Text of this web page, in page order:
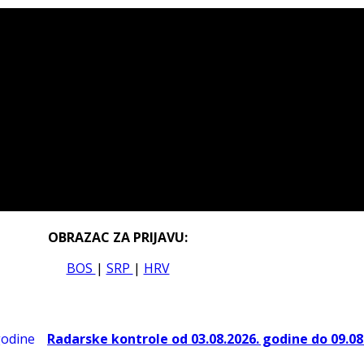
OBRAZAC ZA PRIJAVU:
BOS | SRP | HRV
Radarske kontrole od 03.08.2026. godine do